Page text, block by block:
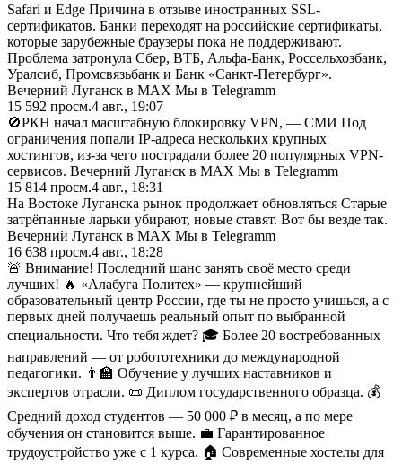
Safari и Edge Причина в отзыве иностранных SSL-
сертификатов. Банки переходят на российские сертификаты,
которые зарубежные браузеры пока не поддерживают.
Проблема затронула Сбер, ВТБ, Альфа-Банк, Россельхозбанк,
Уралсиб, Промсвязьбанк и Банк «Санкт-Петербург».
Вечерний Луганск в MAX Мы в Telegramm
15 592 просм.4 авг., 19:07
🚫РКН начал масштабную блокировку VPN, — СМИ Под
ограничения попали IP-адреса нескольких крупных
хостингов, из-за чего пострадали более 20 популярных VPN-
сервисов. Вечерний Луганск в MAX Мы в Telegramm
15 814 просм.4 авг., 18:31
На Востоке Луганска рынок продолжает обновляться Старые
затрёпанные ларьки убирают, новые ставят. Вот бы везде так.
Вечерний Луганск в MAX Мы в Telegramm
16 638 просм.4 авг., 18:28
🚨 Внимание! Последний шанс занять своё место среди
лучших! 🔥 «Алабуга Политех» — крупнейший
образовательный центр России, где ты не просто учишься, а с
первых дней получаешь реальный опыт по выбранной
специальности. Что тебя ждет? 🎓 Более 20 востребованных
направлений — от робототехники до международной
педагогики. 👨‍🏫 Обучение у лучших наставников и
экспертов отрасли. 📜 Диплом государственного образца. 💰
Средний доход студентов — 50 000 ₽ в месяц, а по мере
обучения он становится выше. 💼 Гарантированное
трудоустройство уже с 1 курса. 🏠 Современные хостелы для